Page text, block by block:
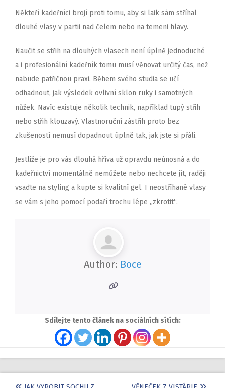
Někteří kadeřníci brojí proti tomu, aby si laik sám stříhal
dlouhé vlasy v partii nad čelem nebo na temeni hlavy.
Naučit se střih na dlouhých vlasech není úplně jednoduché
a i profesionální kadeřník tomu musí věnovat určitý čas, než
nabude patřičnou praxi. Během svého studia se učí
odhadnout, jak výsledek ovlivní sklon ruky i samotných
nůžek. Navíc existuje několik technik, například tupý střih
nebo střih klouzavý. Vlastnoruční zástřih proto bez
zkušeností nemusí dopadnout úplně tak, jak jste si přáli.
Jestliže je pro vás dlouhá hříva už opravdu neúnosná a do
kadeřnictví momentálně nemůžete nebo nechcete jít, raději
vsaďte na styling a kupte si kvalitní gel. I neostříhané vlasy
se vám s jeho pomocí podaří trochu lépe „zkrotit“.
Author: Boce
Sdílejte tento článek na sociálních sítích: